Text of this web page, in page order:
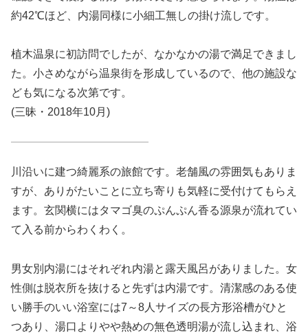
約42℃ほど、内湯同様に小細工無しの掛け流しです。
植木温泉に初訪問でしたが、なかなかの湯で満足できまし
た。小さめながら温泉街を形成しているので、他の施設な
ども気になる次第です。
(三昧・2018年10月)
川沿いに建つ綺麗系の旅館です。老舗風の雰囲気もありま
すが、ありがたいことに立ち寄りも気軽に受付けてもらえ
ます。玄関横にはタマゴ臭のぷんぷん香る源泉が流れてい
て入る前からわくわく。
男女別内湯にはそれぞれ内湯と露天風呂がありました。女
性側は脱衣所を抜けると先ずは内湯です。清潔感のある使
い勝手のいい浴室には7～8人サイズの長方形浴槽がひと
つあり、湯口よりやや熱めの無色透明湯が流し込まれ、浴